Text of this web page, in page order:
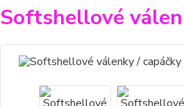
Softshellové